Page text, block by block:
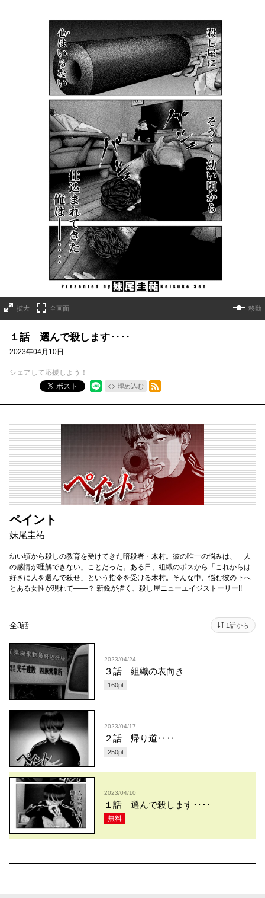
拡大 全画面 移動
１話 選んで殺します‥‥
2023年04月10日
シェアして応援しよう！
ポスト
埋め込む
RSSフィード
ペイント
妹尾圭祐
幼い頃から殺しの教育を受けてきた暗殺者・木村。彼の唯一の悩みは、「人
の感情が理解できない」ことだった。ある日、組織のボスから「これからは
好きに人を選んで殺せ」という指令を受ける木村。そんな中、悩む彼の下へ
とある女性が現れて――？ 新鋭が描く、殺し屋ニューエイジストーリー!!
全3話 1話から
2023/04/24
３話 組織の表向き
160pt
2023/04/17
２話 帰り道‥‥
250pt
2023/04/10
１話 選んで殺します‥‥
無料